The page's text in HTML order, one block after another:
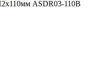
ASDR03-110B